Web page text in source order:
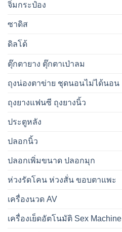
จิ๋มกระป๋อง
ซาดิส
ดิลโด้
ตุ๊กตายาง ตุ๊กตาเป่าลม
ถุงน่องตาข่าย ชุดนอนไม่ได้นอน
ถุงยางแฟนซี ถุงยางนิ้ว
ประตูหลัง
ปลอกนิ้ว
ปลอกเพิ่มขนาด ปลอกมุก
ห่วงรัดโคน ห่วงสั่น ขอบตาแพะ
เครื่องนวด AV
เครื่องเย็ดอัตโนมัติ Sex Machine